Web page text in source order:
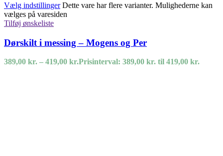
Vælg indstillinger Dette vare har flere varianter. Mulighederne kan
vælges på varesiden
Tilføj ønskeliste
Dørskilt i messing – Mogens og Per
389,00 kr. – 419,00 kr.Prisinterval: 389,00 kr. til 419,00 kr.